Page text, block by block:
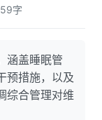
字
涵盖睡眠管
预措施，以及
综合管理对维